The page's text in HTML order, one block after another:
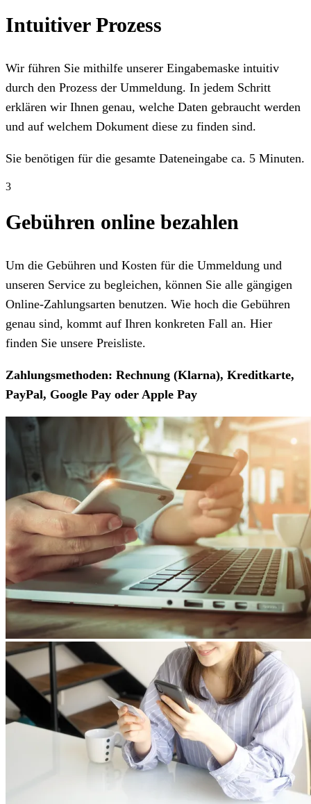
Intuitiver Prozess
Wir führen Sie mithilfe unserer Eingabemaske intuitiv
durch den Prozess der Ummeldung. In jedem Schritt
erklären wir Ihnen genau, welche Daten gebraucht werden
und auf welchem Dokument diese zu finden sind.
Sie benötigen für die gesamte Dateneingabe ca. 5 Minuten.
3
Gebühren online bezahlen
Um die Gebühren und Kosten für die Ummeldung und
unseren Service zu begleichen, können Sie alle gängigen
Online-Zahlungsarten benutzen. Wie hoch die Gebühren
genau sind, kommt auf Ihren konkreten Fall an. Hier
finden Sie unsere Preisliste.
Zahlungsmethoden: Rechnung (Klarna), Kreditkarte,
PayPal, Google Pay oder Apple Pay